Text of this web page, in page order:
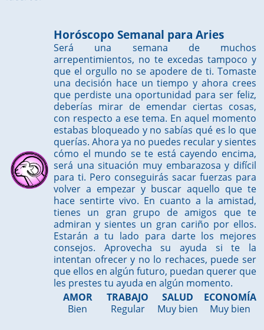
Horóscopo Semanal para Aries
Será una semana de muchos
arrepentimientos, no te excedas tampoco y
que el orgullo no se apodere de ti. Tomaste
una decisión hace un tiempo y ahora crees
que perdiste una oportunidad para ser feliz,
deberías mirar de emendar ciertas cosas,
con respecto a ese tema. En aquel momento
estabas bloqueado y no sabías qué es lo que
querías. Ahora ya no puedes recular y sientes
cómo el mundo se te está cayendo encima,
será una situación muy embarazosa y difícil
para ti. Pero conseguirás sacar fuerzas para
volver a empezar y buscar aquello que te
hace sentirte vivo. En cuanto a la amistad,
tienes un gran grupo de amigos que te
admiran y sientes un gran cariño por ellos.
Estarán a tu lado para darte los mejores
consejos. Aprovecha su ayuda si te la
intentan ofrecer y no lo rechaces, puede ser
que ellos en algún futuro, puedan querer que
les prestes tu ayuda en algún momento.
AMOR
Bien
TRABAJO
Regular
SALUD
Muy bien
ECONOMÍA
Muy bien